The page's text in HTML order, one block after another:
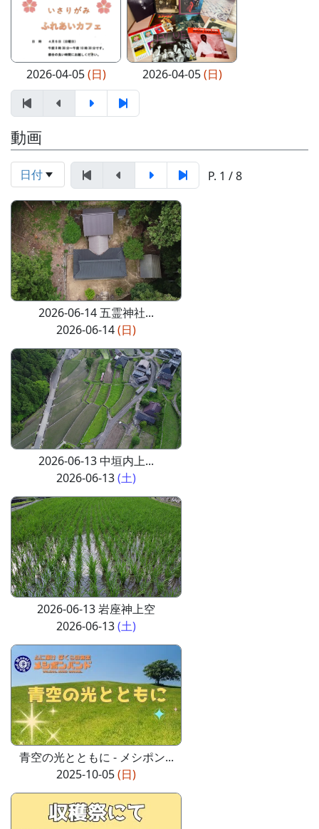
2026-04-05(日) 2026-04-05(日)
動画
日付 P. 1 / 8
2026-06-14 五霊神社...
2026-06-14(日)
2026-06-13 中垣内上...
2026-06-13(土)
2026-06-13 岩座神上空
2026-06-13(土)
青空の光とともに - メシポン...
2025-10-05(日)